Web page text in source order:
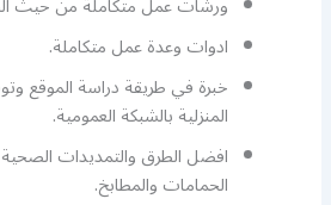
ادوات وعدة عمل متكاملة.
خبرة في طريقة دراسة الموقع
المنزلية بالشبكة العمومية.
افضل الطرق والتمديدات
الحمامات والمطابخ.